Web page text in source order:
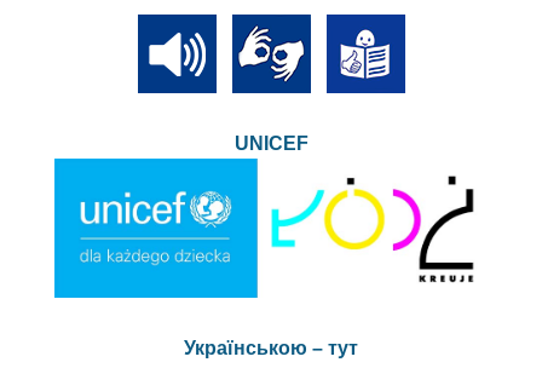
UNICEF
Українською – тут